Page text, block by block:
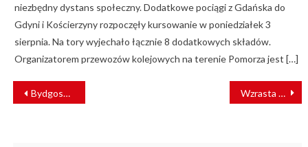
niezbędny dystans społeczny. Dodatkowe pociągi z Gdańska do
Gdyni i Kościerzyny rozpoczęły kursowanie w poniedziałek 3
sierpnia. Na tory wyjechało łącznie 8 dodatkowych składów.
Organizatorem przewozów kolejowych na terenie Pomorza jest […]
NAWIGACJA
WPISU
Bydgoska Pesa dostarczyła ostatniego Elfa II dla Kolei Śląskich [ZDJĘCIA] Wzrasta komfort podróży na linii Poznań – Szczecin [ZDJĘCIA]